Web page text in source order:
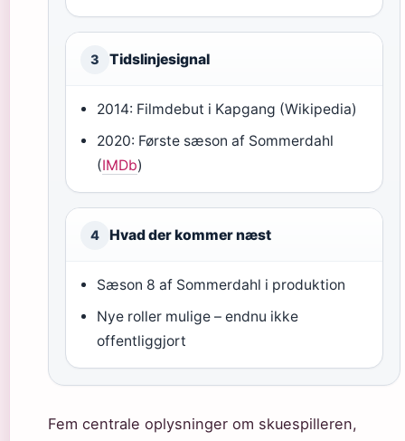
3 Tidslinjesignal
2014: Filmdebut i Kapgang (Wikipedia)
2020: Første sæson af Sommerdahl
(IMDb)
4 Hvad der kommer næst
Sæson 8 af Sommerdahl i produktion
Nye roller mulige – endnu ikke
offentliggjort
Fem centrale oplysninger om skuespilleren,